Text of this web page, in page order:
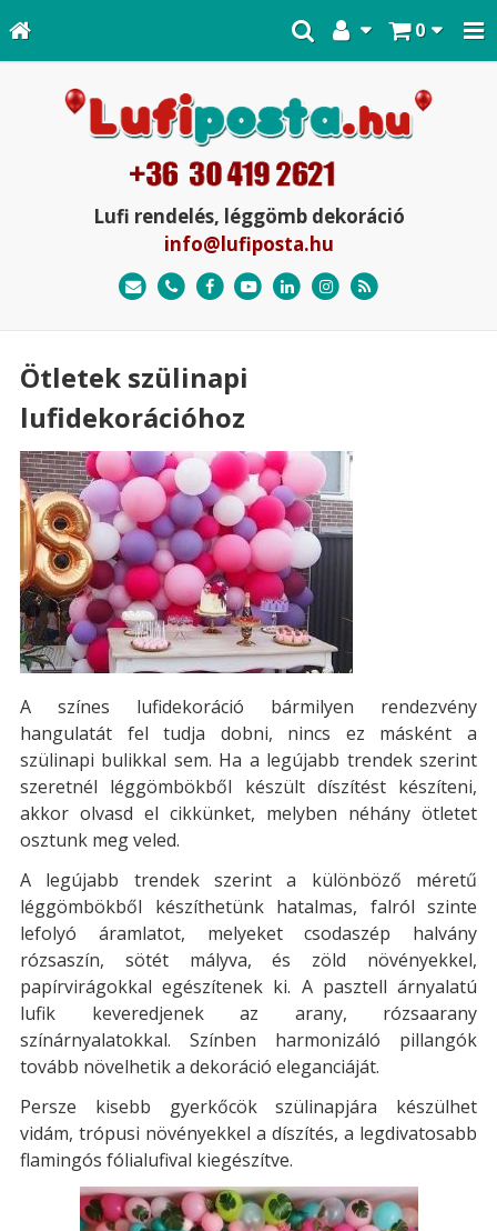
0
Lufi rendelés, léggömb dekoráció
info@lufiposta.hu
Ötletek szülinapi
lufidekorációhoz
A színes lufidekoráció bármilyen rendezvény
hangulatát fel tudja dobni, nincs ez másként a
szülinapi bulikkal sem. Ha a legújabb trendek szerint
szeretnél léggömbökből készült díszítést készíteni,
akkor olvasd el cikkünket, melyben néhány ötletet
osztunk meg veled.
A legújabb trendek szerint a különböző méretű
léggömbökből készíthetünk hatalmas, falról szinte
lefolyó áramlatot, melyeket csodaszép halvány
rózsaszín, sötét mályva, és zöld növényekkel,
papírvirágokkal egészítenek ki. A pasztell árnyalatú
lufik keveredjenek az arany, rózsaarany
színárnyalatokkal. Színben harmonizáló pillangók
tovább növelhetik a dekoráció eleganciáját.
Persze kisebb gyerkőcök szülinapjára készülhet
vidám, trópusi növényekkel a díszítés, a legdivatosabb
flamingós fólialufival kiegészítve.